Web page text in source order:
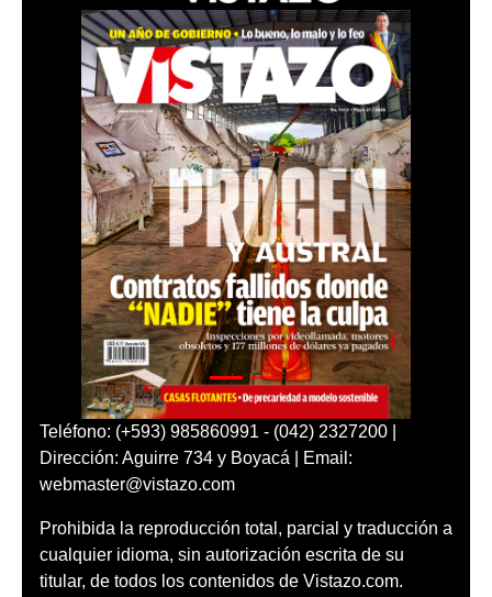
Teléfono: (+593) 985860991 - (042) 2327200 |
Dirección: Aguirre 734 y Boyacá | Email:
webmaster@vistazo.com
Prohibida la reproducción total, parcial y traducción a
cualquier idioma, sin autorización escrita de su
titular, de todos los contenidos de Vistazo.com.